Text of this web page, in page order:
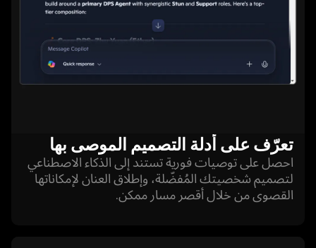
تعرّف على أدلة التصميم الموصى بها
احصل على توصيات فورية تستند إلى الذكاء الاصطناعي
لتصميم شخصيتك المُفضّلة، وإطلاق العنان لإمكاناتها
القصوى من خلال أقصر مسار ممكن.